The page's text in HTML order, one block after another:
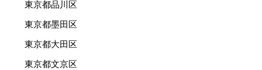
東京都品川区
東京都墨田区
東京都大田区
東京都文京区